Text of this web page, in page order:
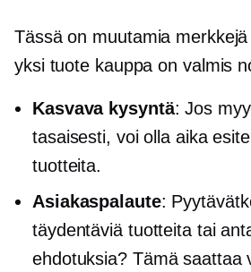
Tässä on muutamia
yksi tuote kauppa on valmis
Kasvava kysyntä: Jos
tasaisesti, voi olla aika
tuotteita.
Asiakaspalaute:
täydentäviä tuotteita tai
ehdotuksia? Tämä saattaa